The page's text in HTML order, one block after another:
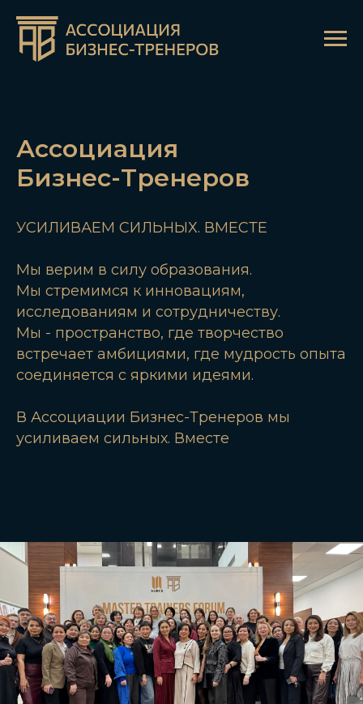
Ассоциация
Бизнес-Тренеров
УСИЛИВАЕМ СИЛЬНЫХ. ВМЕСТЕ
Мы верим в силу образования.
Мы стремимся к инновациям,
исследованиям и сотрудничеству.
Мы - пространство, где творчество
встречает амбициями, где мудрость опыта
соединяется с яркими идеями.
В Ассоциации Бизнес-Тренеров мы
усиливаем сильных. Вместе